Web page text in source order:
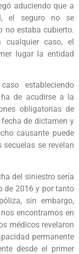
aduciendo que a
el seguro no se
no estaba cubierto.
cualquier caso, el
lugar la entidad
estableciendo
de acudirse a la
obligatorias de
de dictamen y
causante puede
se revelan
del siniestro sería
de 2016 y por tanto
sin embargo,
encontramos en
médicos revelaron
permanente
desde el primer